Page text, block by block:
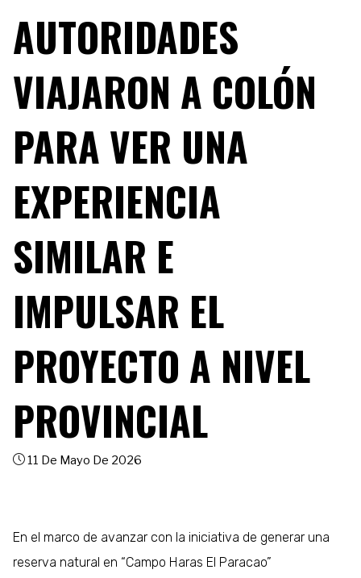
AUTORIDADES
VIAJARON A COLÓN
PARA VER UNA
EXPERIENCIA
SIMILAR E
IMPULSAR EL
PROYECTO A NIVEL
PROVINCIAL
11 De Mayo De 2026
En el marco de avanzar con la iniciativa de generar una
reserva natural en “Campo Haras El Paracao”